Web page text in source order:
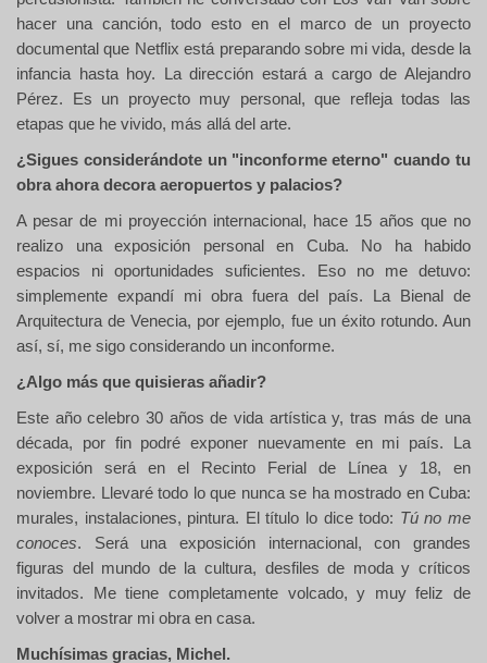
hacer una canción, todo esto en el marco de un proyecto
documental que Netflix está preparando sobre mi vida, desde la
infancia hasta hoy. La dirección estará a cargo de Alejandro
Pérez. Es un proyecto muy personal, que refleja todas las
etapas que he vivido, más allá del arte.
¿Sigues considerándote un "inconforme eterno" cuando tu
obra ahora decora aeropuertos y palacios?
A pesar de mi proyección internacional, hace 15 años que no
realizo una exposición personal en Cuba. No ha habido
espacios ni oportunidades suficientes. Eso no me detuvo:
simplemente expandí mi obra fuera del país. La Bienal de
Arquitectura de Venecia, por ejemplo, fue un éxito rotundo. Aun
así, sí, me sigo considerando un inconforme.
¿Algo más que quisieras añadir?
Este año celebro 30 años de vida artística y, tras más de una
década, por fin podré exponer nuevamente en mi país. La
exposición será en el Recinto Ferial de Línea y 18, en
noviembre. Llevaré todo lo que nunca se ha mostrado en Cuba:
murales, instalaciones, pintura. El título lo dice todo: Tú no me
conoces. Será una exposición internacional, con grandes
figuras del mundo de la cultura, desfiles de moda y críticos
invitados. Me tiene completamente volcado, y muy feliz de
volver a mostrar mi obra en casa.
Muchísimas gracias, Michel.